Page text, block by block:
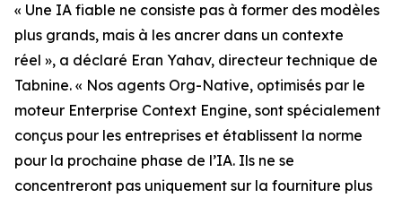
« Une IA fiable ne consiste pas à former des modèles
plus grands, mais à les ancrer dans un contexte
réel », a déclaré Eran Yahav, directeur technique de
Tabnine. « Nos agents Org-Native, optimisés par le
moteur Enterprise Context Engine, sont spécialement
conçus pour les entreprises et établissent la norme
pour la prochaine phase de l’IA. Ils ne se
concentreront pas uniquement sur la fourniture plus